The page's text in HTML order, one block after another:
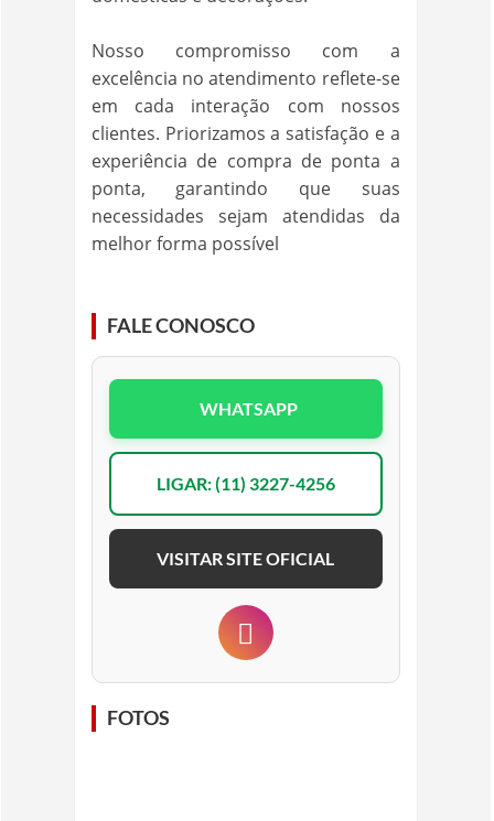
Nosso compromisso com a
excelência no atendimento reflete-se
em cada interação com nossos
clientes. Priorizamos a satisfação e a
experiência de compra de ponta a
ponta, garantindo que suas
necessidades sejam atendidas da
melhor forma possível
FALE CONOSCO
WHATSAPP
LIGAR: (11) 3227-4256
VISITAR SITE OFICIAL
FOTOS